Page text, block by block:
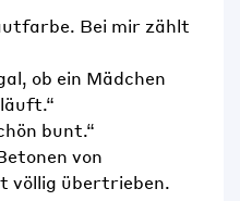
Bei mir zählt
ob ein Mädchen
bunt.“
von
völlig übertrieben.